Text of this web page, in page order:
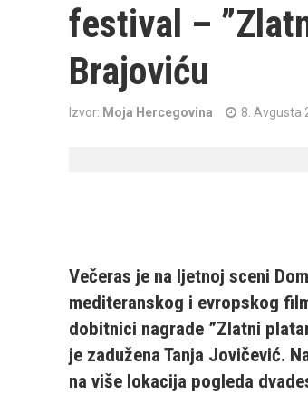
festival –
Brajoviću
Izvor: Moja Hercegovina 8. Avgusta
Večeras je na ljetnoj sceni
mediteranskog i evropskog
dobitnici nagrade ”Zlatni
je zadužena Tanja Jovičević.
na više lokacija pogleda